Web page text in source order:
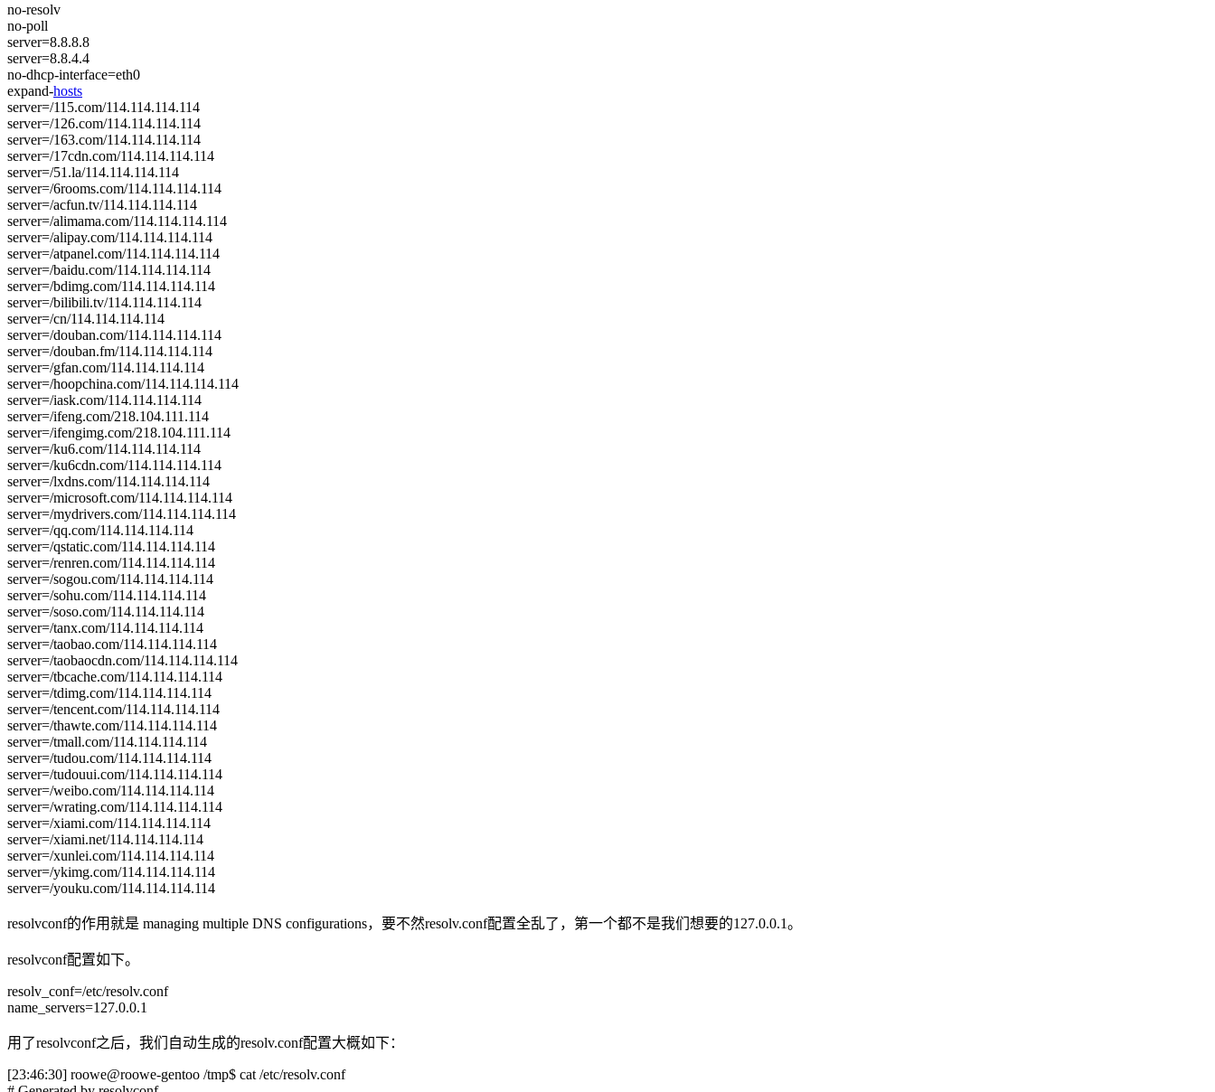
no-resolv
no-poll
server=8.8.8.8
server=8.8.4.4
no-dhcp-interface=eth0
expand-hosts
server=/115.com/114.114.114.114
server=/126.com/114.114.114.114
server=/163.com/114.114.114.114
server=/17cdn.com/114.114.114.114
server=/51.la/114.114.114.114
server=/6rooms.com/114.114.114.114
server=/acfun.tv/114.114.114.114
server=/alimama.com/114.114.114.114
server=/alipay.com/114.114.114.114
server=/atpanel.com/114.114.114.114
server=/baidu.com/114.114.114.114
server=/bdimg.com/114.114.114.114
server=/bilibili.tv/114.114.114.114
server=/cn/114.114.114.114
server=/douban.com/114.114.114.114
server=/douban.fm/114.114.114.114
server=/gfan.com/114.114.114.114
server=/hoopchina.com/114.114.114.114
server=/iask.com/114.114.114.114
server=/ifeng.com/218.104.111.114
server=/ifengimg.com/218.104.111.114
server=/ku6.com/114.114.114.114
server=/ku6cdn.com/114.114.114.114
server=/lxdns.com/114.114.114.114
server=/microsoft.com/114.114.114.114
server=/mydrivers.com/114.114.114.114
server=/qq.com/114.114.114.114
server=/qstatic.com/114.114.114.114
server=/renren.com/114.114.114.114
server=/sogou.com/114.114.114.114
server=/sohu.com/114.114.114.114
server=/soso.com/114.114.114.114
server=/tanx.com/114.114.114.114
server=/taobao.com/114.114.114.114
server=/taobaocdn.com/114.114.114.114
server=/tbcache.com/114.114.114.114
server=/tdimg.com/114.114.114.114
server=/tencent.com/114.114.114.114
server=/thawte.com/114.114.114.114
server=/tmall.com/114.114.114.114
server=/tudou.com/114.114.114.114
server=/tudouui.com/114.114.114.114
server=/weibo.com/114.114.114.114
server=/wrating.com/114.114.114.114
server=/xiami.com/114.114.114.114
server=/xiami.net/114.114.114.114
server=/xunlei.com/114.114.114.114
server=/ykimg.com/114.114.114.114
server=/youku.com/114.114.114.114
resolvconf的作用就是 managing multiple DNS configurations，要不然resolv.conf配置全乱了，第一个都不是我们想要的127.0.0.1。
resolvconf配置如下。
resolv_conf=/etc/resolv.conf
name_servers=127.0.0.1
用了resolvconf之后，我们自动生成的resolv.conf配置大概如下：
[23:46:30] roowe@roowe-gentoo /tmp$ cat /etc/resolv.conf